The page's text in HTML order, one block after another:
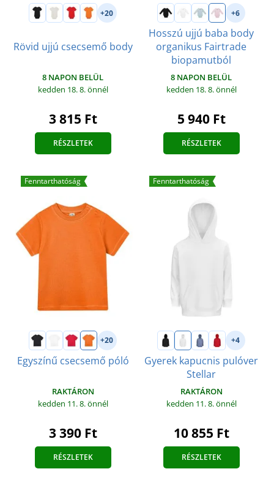
+20
Rövid ujjú csecsemő body
8 NAPON BELÜL
kedden 18. 8.önnél
3 815 Ft
RÉSZLETEK
+6
Hosszú ujjú baba body
organikus Fairtrade
biopamutból
8 NAPON BELÜL
kedden 18. 8.önnél
5 940 Ft
RÉSZLETEK
Fenntarthatóság
+20
Egyszínű csecsemő póló
RAKTÁRON
kedden 11. 8.önnél
3 390 Ft
RÉSZLETEK
Fenntarthatóság
+4
Gyerek kapucnis pulóver
Stellar
RAKTÁRON
kedden 11. 8.önnél
10 855 Ft
RÉSZLETEK